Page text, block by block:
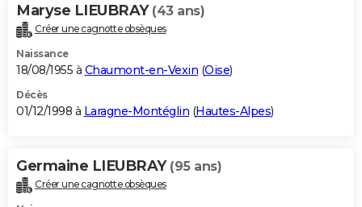
Maryse LIEUBRAY (43 ans)
Créer une cagnotte obsèques
Naissance
18/08/1955 à Chaumont-en-Vexin (Oise)
Décès
01/12/1998 à Laragne-Montéglin (Hautes-Alpes)
Germaine LIEUBRAY (95 ans)
Créer une cagnotte obsèques